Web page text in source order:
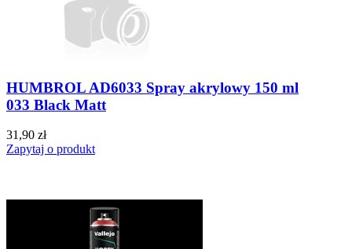
HUMBROL AD6033 Spray akrylowy 150 ml
033 Black Matt
31,90 zł
Zapytaj o produkt